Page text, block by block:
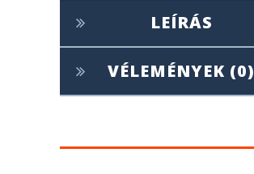
LEÍRÁS
VÉLEMÉNYEK (0)